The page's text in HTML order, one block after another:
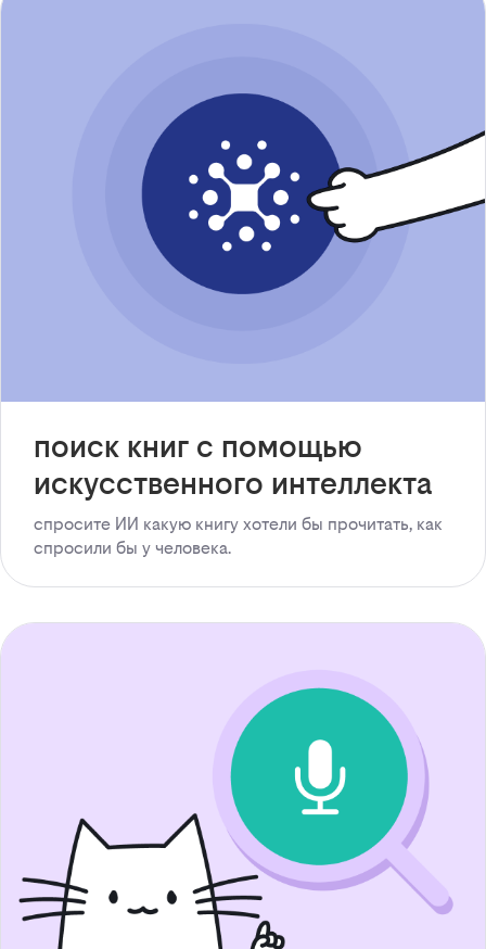
поиск книг с помощью
искусственного интеллекта
спросите ИИ какую книгу хотели бы прочитать, как
спросили бы у человека.